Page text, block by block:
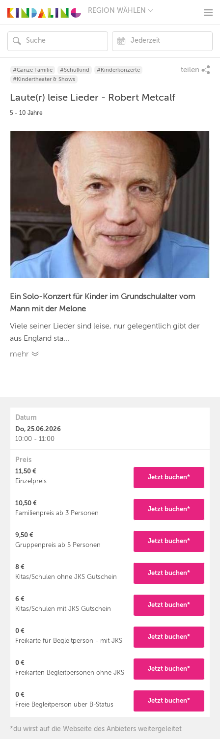
REGION WÄHLEN
MÜNCHEN
HAMBURG
FRANKFURT
KÖLN
DÜSSELDORF
HANNOVER
WIEN
ANDERE
REGIONEN
#Ganze Familie #Schulkind
#Kinderkonzerte
#Kindertheater & Shows
teilen
Laute(r) leise Lieder - Robert Metcalf
5 - 10 Jahre
Ein Solo-Konzert für Kinder im Grundschulalter vom
Mann mit der Melone
Viele seiner Lieder sind leise, nur gelegentlich gibt der
aus England sta...
mehr
Datum
Do, 25.06.2026
10:00 - 11:00
Preis
11,50 €
Einzelpreis
Jetzt buchen*
10,50 €
Familienpreis ab 3 Personen
Jetzt buchen*
9,50 €
Gruppenpreis ab 5 Personen
Jetzt buchen*
8 €
Kitas/Schulen ohne JKS Gutschein
Jetzt buchen*
6 €
Kitas/Schulen mit JKS Gutschein
Jetzt buchen*
0 €
Freikarte für Begleitperson - mit JKS
Jetzt buchen*
0 €
Freikarten Begleitpersonen ohne JKS
Jetzt buchen*
0 €
Freie Begleitperson über B-Status
Jetzt buchen*
*du wirst auf die Webseite des Anbieters weitergeleitet